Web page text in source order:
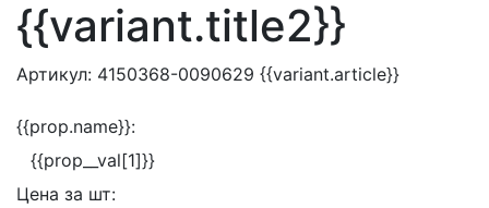
{{variant.title2}}
Артикул: 4150368-0090629 {{variant.article}}
{{prop.name}}:
{{prop__val[1]}}
Цена за шт: